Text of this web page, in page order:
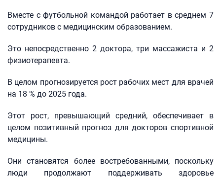
Вместе с футбольной командой работает в среднем 7
сотрудников с медицинским образованием.
Это непосредственно 2 доктора, три массажиста и 2
физиотерапевта.
В целом прогнозируется рост рабочих мест для врачей
на 18 % до 2025 года.
Этот рост, превышающий средний, обеспечивает в
целом позитивный прогноз для докторов спортивной
медицины.
Они становятся более востребованными, поскольку
люди продолжают поддерживать здоровье